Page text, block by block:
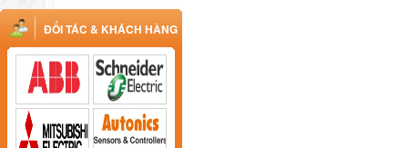
ĐỐI TÁC & KHÁCH HÀNG